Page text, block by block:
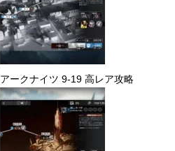
アークナイツ 9-19 高レア攻略